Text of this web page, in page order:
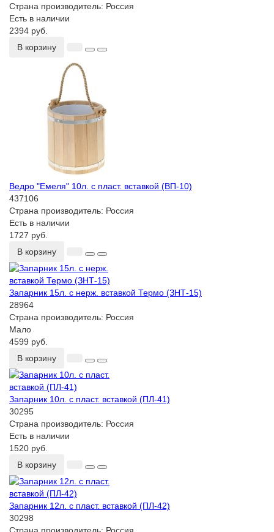
Страна производитель: Россия
Есть в наличии
2394 руб.
В корзину
Ведро "Емеля" 10л. с пласт. вставкой (ВП-10)
437106
Страна производитель: Россия
Есть в наличии
1727 руб.
В корзину
Запарник 15л. с нерж. вставкой Термо (ЗНТ-15)
28964
Страна производитель: Россия
Мало
4599 руб.
В корзину
Запарник 10л. с пласт. вставкой (ПЛ-41)
30295
Страна производитель: Россия
Есть в наличии
1520 руб.
В корзину
Запарник 12л. с пласт. вставкой (ПЛ-42)
30298